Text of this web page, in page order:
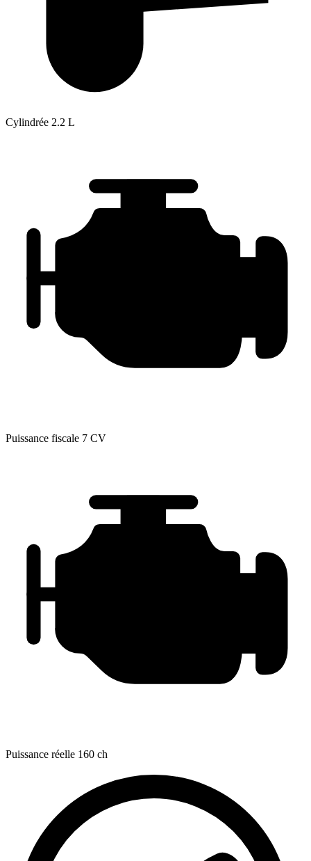
Cylindrée 2.2 L
Puissance fiscale 7 CV
Puissance réelle 160 ch